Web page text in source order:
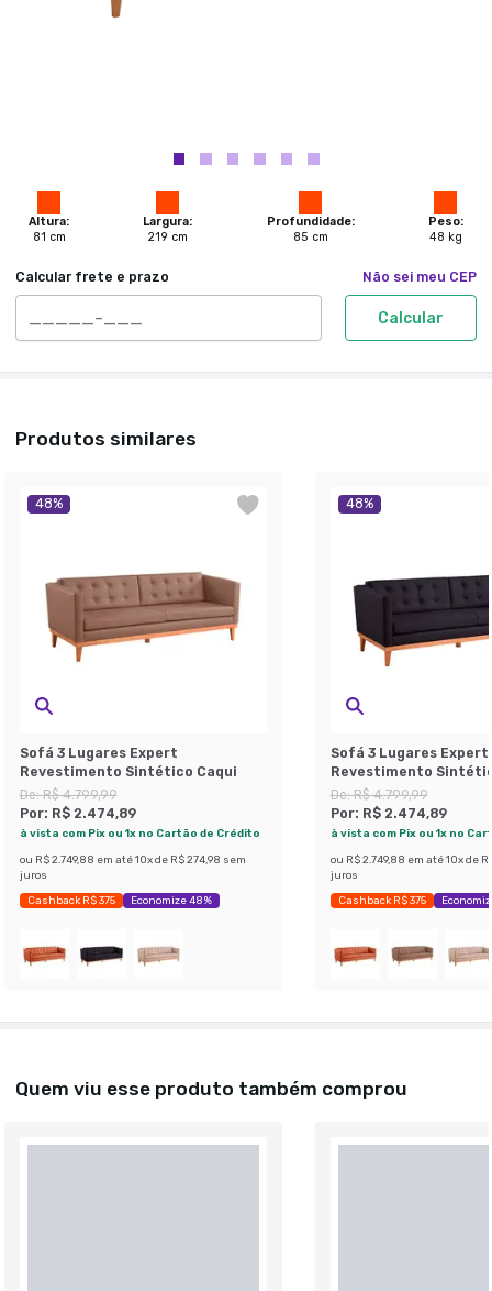
Altura:
81 cm
Largura:
219 cm
Profundidade:
85 cm
Peso:
48 kg
Calcular frete e prazo Não sei meu CEP
Calcular
Produtos similares
48%
Sofá 3 Lugares Expert
Revestimento Sintético Caqui
De:R$ 4.799,99
Por: R$ 2.474,89
à vista com Pix ou 1x no Cartão de Crédito
ou R$ 2.749,88 em até 10x de R$ 274,98 sem
juros
Cashback R$ 375 Economize 48%
48%
Sofá 3 Lugares Expert
Revestimento
De:R$ 4.799,99
Por: R$ 2.474,89
à vista com Pix ou 1x no
ou R$ 2.749,88 em até 10x de
juros
Cashback R$ 375
Quem viu esse produto também comprou